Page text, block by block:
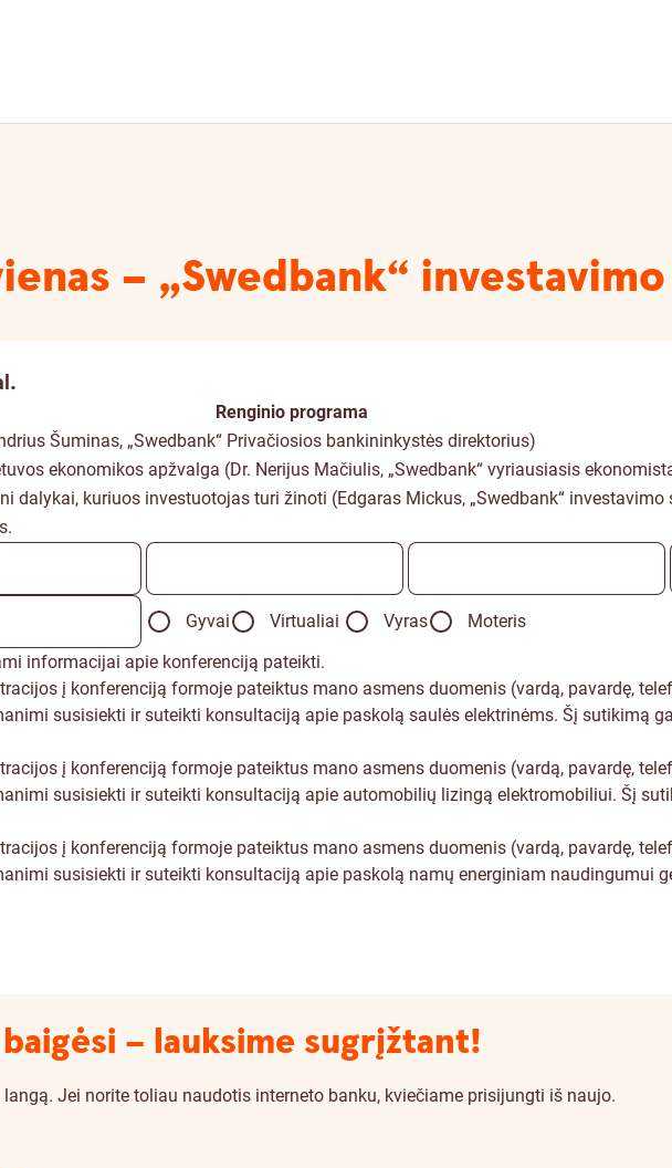
– „Swedbank“
Renginio programa
Šuminas, „Swedbank“ Privačiosios bankininkystės direktorius)
ekonomikos apžvalga (Dr. Nerijus Mačiulis, „Swedbank“ vyriausiasis
dalykai, kuriuos investuotojas turi žinoti (Edgaras Mickus, „Swedbank“ investavimo
Gyvai Virtualiai Vyras
Moteris
informacijai apie konferenciją pateikti.
į konferenciją formoje pateiktus mano asmens duomenis (vardą, pavardę,
susisiekti ir suteikti konsultaciją apie paskolą saulės elektrinėms. Šį sutikimą
į konferenciją formoje pateiktus mano asmens duomenis (vardą, pavardę,
susisiekti ir suteikti konsultaciją apie automobilių lizingą elektromobiliui. Šį
į konferenciją formoje pateiktus mano asmens duomenis (vardą, pavardę,
susisiekti ir suteikti konsultaciją apie paskolą namų energiniam naudingumui
– lauksime sugrįžtant!
Jei norite toliau naudotis interneto banku, kviečiame prisijungti iš naujo.